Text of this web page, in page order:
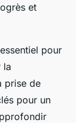
et
pour
la
prise de
pour un